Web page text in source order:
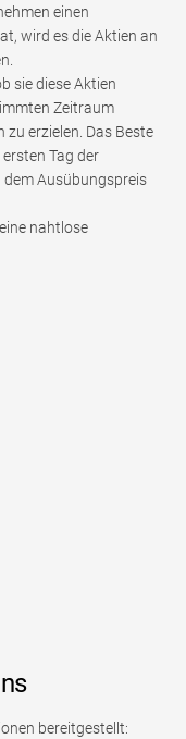
einen
wird es die Aktien an
sie diese Aktien
Zeitraum
zu erzielen. Das Beste
Tag der
Ausübungspreis
nahtlose
bereitgestellt: